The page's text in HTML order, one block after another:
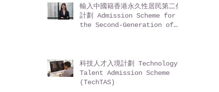
輸入中國籍香港永久性居民第二代
計劃 Admission Scheme for
the Second-Generation of
科技人才入境計劃 Technology
Talent Admission Scheme
(TechTAS)